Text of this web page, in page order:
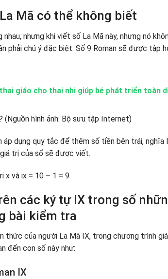
Mã có thể không biết
nhưng khi viết số La Mã này, nhưng nó
phải chú ý đặc biệt. Số 9 Roman sẽ được tập
giáo cho thai nhi giúp bé phát triển toàn
áp dụng quy tắc để thêm số tiền bên trái, nghĩa
trị của số sẽ được viết.
x và ix = 10 – 1 = 9.
các ký tự IX trong số
bài kiểm tra
​​thức của người La Mã IX, trong chương trình
đến con số này như:
IX